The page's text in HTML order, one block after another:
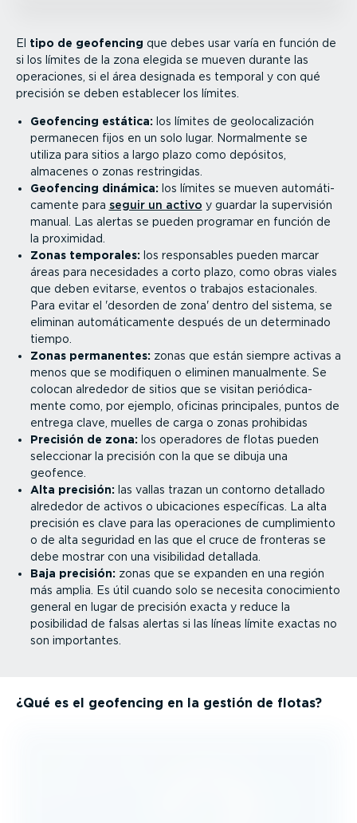
El tipo de geofencing que debes usar varía en función de
si los límites de la zona elegida se mueven durante las
operaciones, si el área designada es temporal y con qué
precisión se deben establecer los límites.
Geofencing estática: los límites de geolo­ca­li­zación
permanecen fijos en un solo lugar. Normalmente se
utiliza para sitios a largo plazo como depósitos,
almacenes o zonas restrin­gidas.
Geofencing dinámica: los límites se mueven automá­ti­
ca­mente para seguir un activo y guardar la supervisión
manual. Las alertas se pueden programar en función de
la proximidad.
Zonas temporales: los respon­sables pueden marcar
áreas para necesidades a corto plazo, como obras viales
que deben evitarse, eventos o trabajos estacio­nales.
Para evitar el 'desorden de zona' dentro del sistema, se
eliminan automá­ti­ca­mente después de un determinado
tiempo.
Zonas permanentes: zonas que están siempre activas a
menos que se modifiquen o eliminen manualmente. Se
colocan alrededor de sitios que se visitan perió­di­ca­
mente como, por ejemplo, oficinas principales, puntos de
entrega clave, muelles de carga o zonas prohibidas
Precisión de zona: los operadores de flotas pueden
seleccionar la precisión con la que se dibuja una
geofence.
Alta precisión: las vallas trazan un contorno detallado
alrededor de activos o ubicaciones específicas. La alta
precisión es clave para las operaciones de cumpli­miento
o de alta seguridad en las que el cruce de fronteras se
debe mostrar con una visibilidad detallada.
Baja precisión: zonas que se expanden en una región
más amplia. Es útil cuando solo se necesita conoci­miento
general en lugar de precisión exacta y reduce la
posibilidad de falsas alertas si las líneas límite exactas no
son importantes.
¿Qué es el geofencing en la gestión de flotas?